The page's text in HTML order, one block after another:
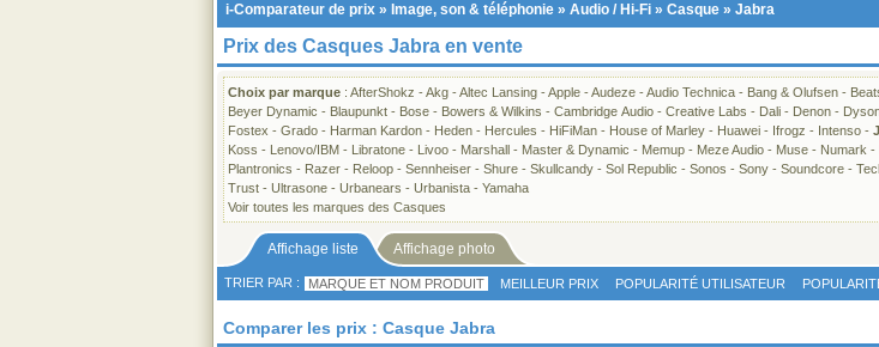
i-Comparateur de prix » Image, son & téléphonie » Audio / Hi-Fi » Casque » Jabra
Prix des Casques Jabra en vente
Choix par marque : AfterShokz -Akg -Altec Lansing -Apple -Audeze -Audio Technica - Bang & Olufsen -
Beyer Dynamic - Blaupunkt - Bose - Bowers & Wilkins - Cambridge Audio - Creative Labs - Dali - Denon -
Fostex - Grado - Harman Kardon - Heden - Hercules - HiFiMan - House of Marley - Huawei - Ifrogz - Intenso -
Koss - Lenovo/IBM - Libratone - Livoo - Marshall - Master & Dynamic - Memup - Meze Audio - Muse - Numark -
Plantronics - Razer - Reloop - Sennheiser - Shure - Skullcandy - Sol Republic - Sonos - Sony - Soundcore -
Trust - Ultrasone - Urbanears - Urbanista - Yamaha
Voir toutes les marques des Casques
Affichage liste Affichage photo
TRIER PAR : MARQUE ET NOM PRODUIT MEILLEUR PRIX POPULARITÉ UTILISATEUR
Comparer les prix : Casque Jabra